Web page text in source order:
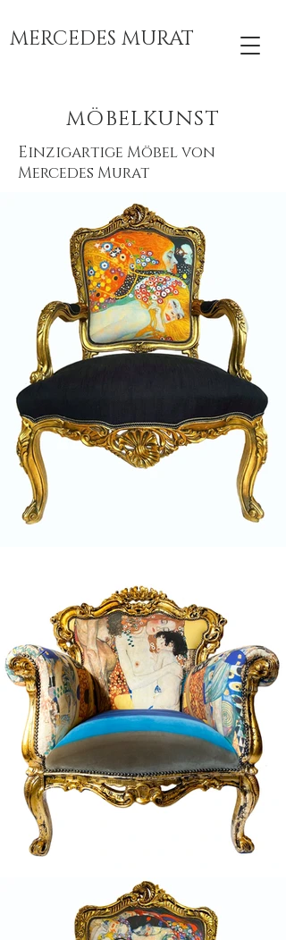
MERCEDES MURAT
MÖBELKUNST
Einzigartige Möbel von
Mercedes Murat